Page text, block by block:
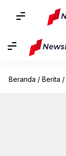
Beranda / Berita /